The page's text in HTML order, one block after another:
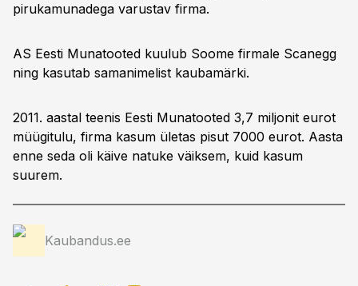
pirukamunadega varustav firma.
AS Eesti Munatooted kuulub Soome firmale Scanegg
ning kasutab samanimelist kaubamärki.
2011. aastal teenis Eesti Munatooted 3,7 miljonit eurot
müügitulu, firma kasum ületas pisut 7000 eurot. Aasta
enne seda oli käive natuke väiksem, kuid kasum
suurem.
Kaubandus.ee